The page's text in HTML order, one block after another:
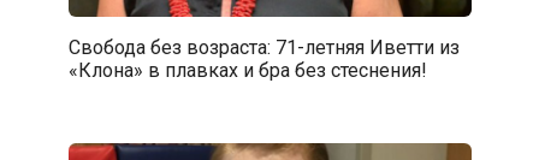
Свобода без возраста: 71-летняя Иветти из
«Клона» в плавках и бра без стеснения!